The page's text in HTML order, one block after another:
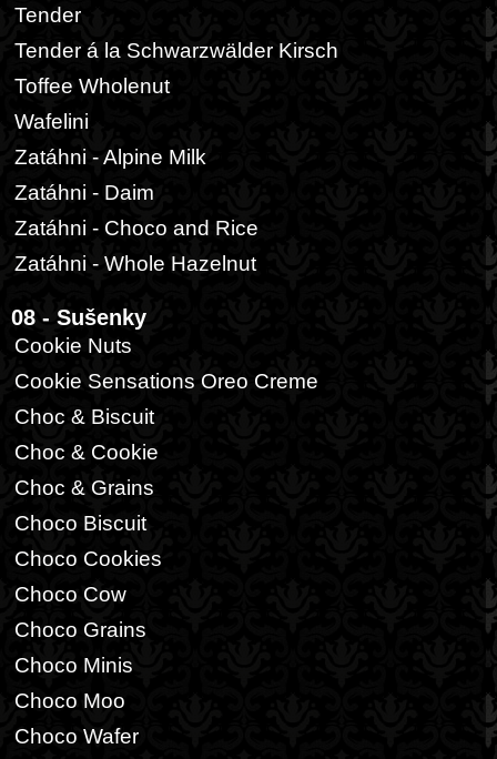
Tender
Tender á la Schwarzwälder Kirsch
Toffee Wholenut
Wafelini
Zatáhni - Alpine Milk
Zatáhni - Daim
Zatáhni - Choco and Rice
Zatáhni - Whole Hazelnut
08 - Sušenky
Cookie Nuts
Cookie Sensations Oreo Creme
Choc & Biscuit
Choc & Cookie
Choc & Grains
Choco Biscuit
Choco Cookies
Choco Cow
Choco Grains
Choco Minis
Choco Moo
Choco Wafer